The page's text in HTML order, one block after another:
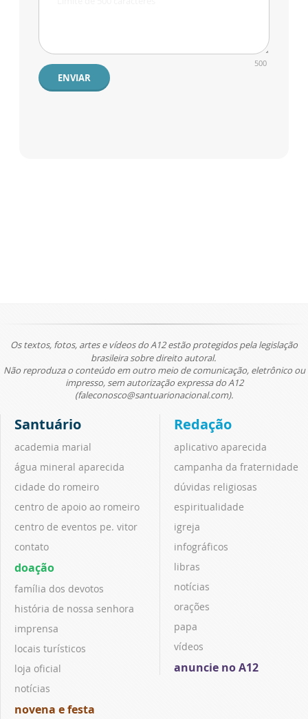
500
ENVIAR
Os textos, fotos, artes e vídeos do A12 estão protegidos pela legislação
brasileira sobre direito autoral.
Não reproduza o conteúdo em outro meio de comunicação, eletrônico ou
impresso, sem autorização expressa do A12
(faleconosco@santuarionacional.com).
Santuário
academia marial
água mineral aparecida
cidade do romeiro
centro de apoio ao romeiro
centro de eventos pe. vitor
contato
doação
família dos devotos
história de nossa senhora
imprensa
locais turísticos
loja oficial
notícias
novena e festa
Redação
aplicativo aparecida
campanha da fraternidade
dúvidas religiosas
espiritualidade
igreja
infográficos
libras
notícias
orações
papa
vídeos
anuncie no A12